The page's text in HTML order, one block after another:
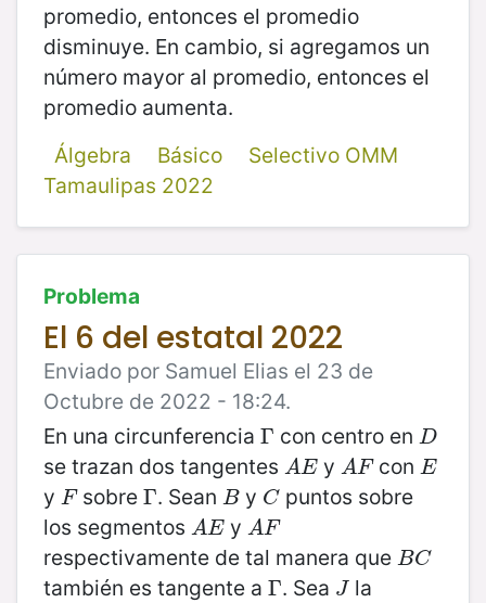
promedio, entonces el promedio
disminuye. En cambio, si agregamos un
número mayor al promedio, entonces el
promedio aumenta.
Álgebra
Básico
Selectivo OMM
Tamaulipas 2022
Problema
El 6 del estatal 2022
Enviado por Samuel Elias el 23 de
Octubre de 2022 - 18:24.
En una circunferencia Γ
Γ con centro en D
D
se trazan dos tangentes A E
AE y A F
AF con E
E
y F
Fsobre Γ
Γ. Sean B
B y C
Cpuntos sobre
los segmentos A E
AE y A F
AF
respectivamente de tal manera que BC
BC
también es tangente a Γ
Γ. Sea J
J la